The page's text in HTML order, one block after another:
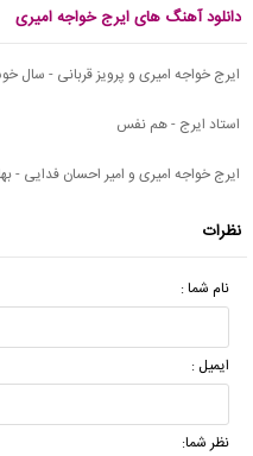
دانلود آهنگ های ایرج خواجه امیری
ایرج خواجه امیری و پرویز قربانی - سال
استاد ایرج - هم نفس
ایرج خواجه امیری و امیر احسان فدایی -
نظرات
نام شما :
ایمیل :
نظر شما: